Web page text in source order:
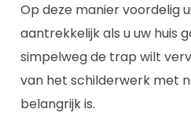
Op deze manier voordelig
aantrekkelijk als u uw huis
simpelweg de trap wilt
van het schilderwerk met
belangrijk is.